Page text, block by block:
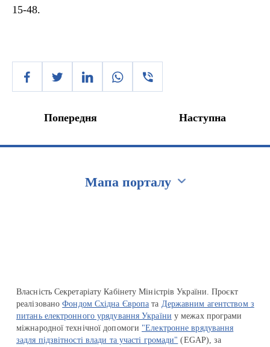
15-48.
Попередня Наступна
Мапа порталу
Власність Секретаріату Кабінету Міністрів України. Проєкт
реалізованоФондом Східна Європа та Державним агентством з
питань електронного урядування України у межах програми
міжнародної технічної допомоги "Електронне врядування
задля підзвітності влади та участі громади" (EGAP), за